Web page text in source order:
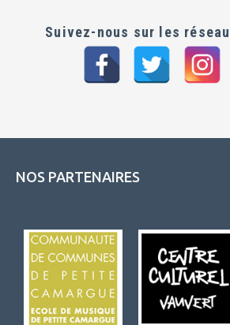
Suivez-nous sur les
NOS PARTENAIRES